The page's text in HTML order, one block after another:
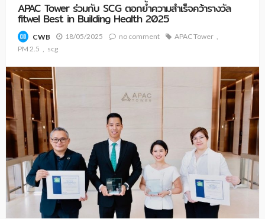
APAC Tower ร่วมกับ SCG ตอกย้ำความสำเร็จคว้ารางวัล
fitwel Best in Building Health 2025
CWB 18/05/2025 no comment
APAC Tower
PM 2.5
scg